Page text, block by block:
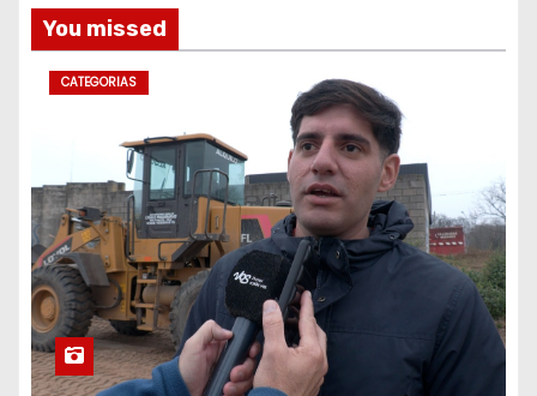
You missed
CATEGORIAS